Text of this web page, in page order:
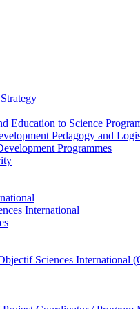
Education to Science
Pedagogy and
Programmes
International
Sciences International